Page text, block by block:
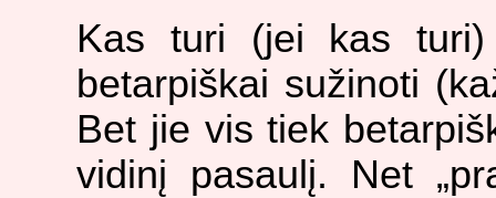
Kas turi (jei kas turi)
betarpiškai sužinoti
Bet jie vis tiek
vidinį pasaulį. Net